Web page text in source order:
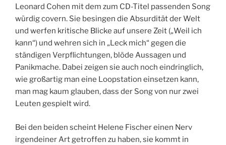
Leonard Cohen mit dem zum CD-Titel passenden Song
würdig covern. Sie besingen die Absurdität der Welt
und werfen kritische Blicke auf unsere Zeit („Weil ich
kann“) und wehren sich in „Leck mich“ gegen die
ständigen Verpflichtungen, blöde Aussagen und
Panikmache. Dabei zeigen sie auch noch eindringlich,
wie großartig man eine Loopstation einsetzen kann,
man mag kaum glauben, dass der Song von nur zwei
Leuten gespielt wird.
Bei den beiden scheint Helene Fischer einen Nerv
irgendeiner Art getroffen zu haben, sie kommt in